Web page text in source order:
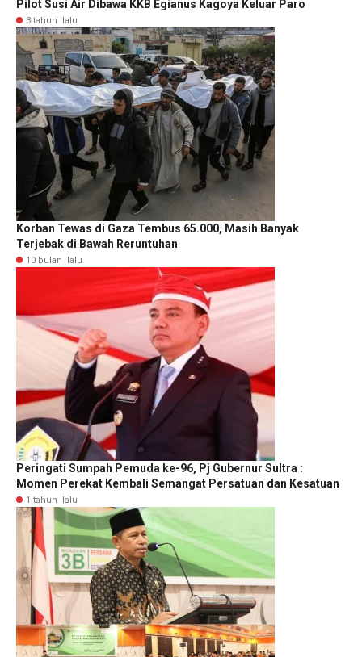
Pilot Susi Air Dibawa KKB Egianus Kagoya Keluar Paro
3 tahun lalu
Korban Tewas di Gaza Tembus 65.000, Masih Banyak
Terjebak di Bawah Reruntuhan
10 bulan lalu
Peringati Sumpah Pemuda ke-96, Pj Gubernur Sultra :
Momen Perekat Kembali Semangat Persatuan dan Kesatuan
1 tahun lalu